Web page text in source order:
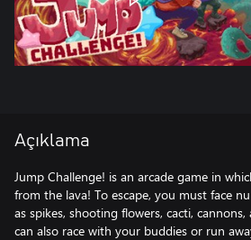
Açıklama
Jump Challenge! is an arcade game in
from the lava! To escape, you must face
as spikes, shooting flowers, cacti,
can also race with your buddies or run